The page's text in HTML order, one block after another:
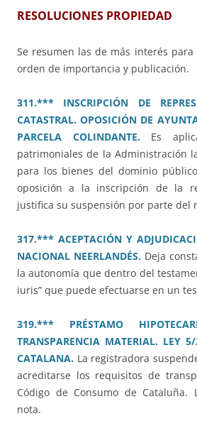
RESOLUCIONES PROPIEDAD
Se resumen las de más interés
orden de importancia y publicación.
311.*** INSCRIPCIÓN DE
CATASTRAL. OPOSICIÓN DE
PARCELA COLINDANTE.Es
patrimoniales de la Administración
para los bienes del dominio
oposición a la inscripción de la
justifica su suspensión por parte del
317.*** ACEPTACIÓN Y
NACIONAL NEERLANDÉS. Deja
la autonomía que dentro del
iuris” que puede efectuarse en un
319.*** PRÉSTAMO
TRANSPARENCIA MATERIAL. LEY
CATALANA. La registradora
acreditarse los requisitos de
Código de Consumo de Cataluña.
nota.